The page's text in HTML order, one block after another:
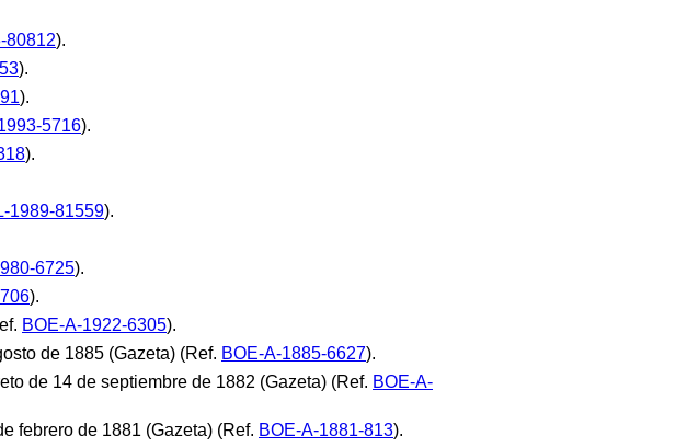
80812).
).
).
5716).
).
1989-81559).
6725).
).
BOE-A-1922-6305).
de 1885 (Gazeta) (Ref. BOE-A-1885-6627).
de 14 de septiembre de 1882 (Gazeta) (Ref. BOE-A-
febrero de 1881 (Gazeta) (Ref. BOE-A-1881-813).